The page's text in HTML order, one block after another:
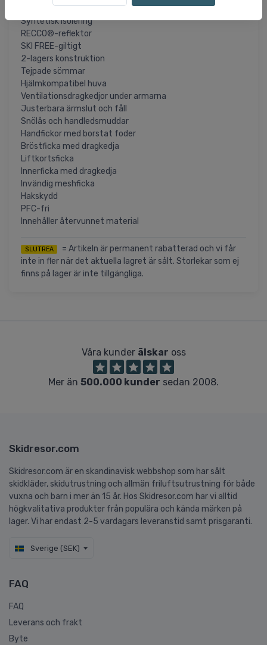
HELLY TECH® PERFORMANCE
Syntetisk isolering
RECCO®-reflektor
SKI FREE-giltigt
2-lagers konstruktion
Tejpade sömmar
Hjälmkompatibel huva
Ventilationsdragkedjor under armarna
Justerbara ärmslut och fåll
Snölås och handledsmuddar
Handfickor med borstat foder
Bröstficka med dragkedja
Liftkortsficka
Innerficka med dragkedja
Invändig meshficka
Hakskydd
PFC-fri
Innehåller återvunnet material
SLUTREA
= Artikeln är permanent rabatterad och vi får
inte in fler när det aktuella lagret är sålt. Storlekar som ej
finns på lager är inte tillgängliga.
Våra kunder älskar oss
Mer än 500.000 kunder sedan 2008.
Skidresor.com
Skidresor.com är en skandinavisk webbshop som har sålt
skidkläder, skidutrustning och allmän friluftsutrustning för både
vuxna och barn i mer än 15 år. Hos Skidresor.com har vi alltid
högkvalitativa produkter från populära och kända märken på
lager. Vi har endast 2-5 vardagars leveranstid samt prisgaranti.
Sverige (SEK)
FAQ
FAQ
Leverans och frakt
Byte